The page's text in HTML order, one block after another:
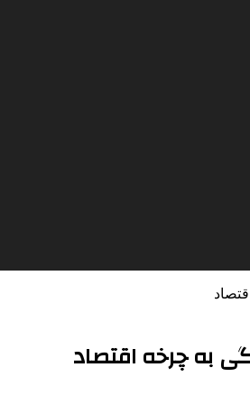
به چرخه اقتصاد